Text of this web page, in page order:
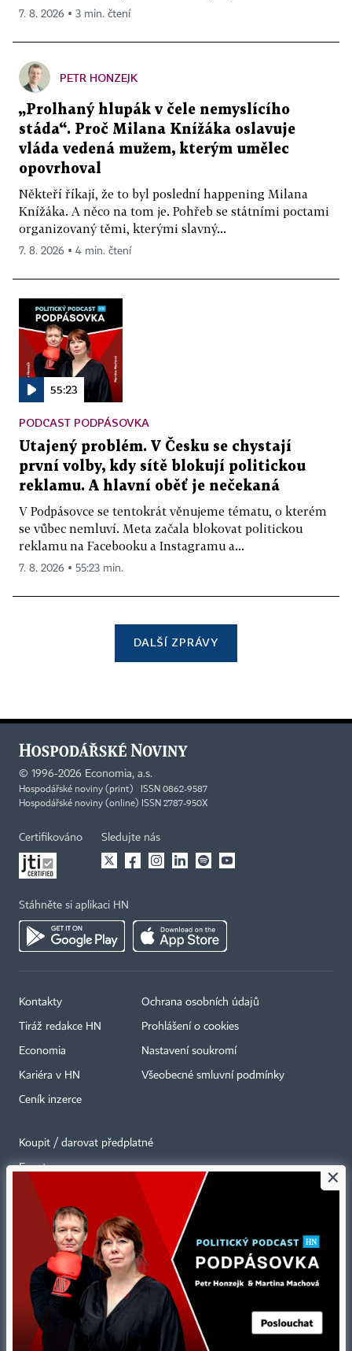
7. 8. 2026 ▪ 3 min. čtení
PETR HONZEJK
„Prolhaný hlupák v čele nemyslícího
stáda“. Proč Milana Knížáka oslavuje
vláda vedená mužem, kterým umělec
opovrhoval
Někteří říkají, že to byl poslední happening Milana
Knížáka. A něco na tom je. Pohřeb se státními poctami
organizovaný těmi, kterými slavný...
7. 8. 2026 ▪ 4 min. čtení
55:23
PODCAST PODPÁSOVKA
Utajený problém. V Česku se chystají
první volby, kdy sítě blokují politickou
reklamu. A hlavní oběť je nečekaná
V Podpásovce se tentokrát věnujeme tématu, o kterém
se vůbec nemluví. Meta začala blokovat politickou
reklamu na Facebooku a Instagramu a...
7. 8. 2026 ▪ 55:23 min.
DALŠÍ ZPRÁVY
© 1996-2026 Economia, a.s.
Hospodářské noviny (print) ISSN 0862-9587
Hospodářské noviny (online) ISSN 2787-950X
Certifikováno Sledujte nás
Stáhněte si aplikaci HN
Kontakty
Tiráž redakce HN
Economia
Kariéra v HN
Ceník inzerce
Ochrana osobních údajů
Prohlášení o cookies
Nastavení soukromí
Všeobecné smluvní podmínky
Koupit / darovat předplatné
Eventy
Newslettery
RSS kanály
Autorská práva vykonává vydavatel. Bez písemného svolení vydavatele je
zakázáno jakékoli užití částí nebo celku díla, zejména rozmnožování a šíření
jakýmkoli způsobem, mechanickým nebo elektronickým, v českém nebo
jiném jazyce. Bez souhlasu vydavatele je zakázáno též rozmnožování
obsahu pro účely automatizované analýzy textů nebo dat
podle ustanovení § 39c autorského zákona.
×